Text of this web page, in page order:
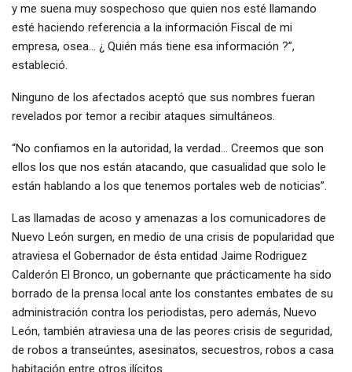
y me suena muy sospechoso que quien nos esté llamando
esté haciendo referencia a la información Fiscal de mi
empresa, osea… ¿ Quién más tiene esa información ?”,
estableció.
Ninguno de los afectados aceptó que sus nombres fueran
revelados por temor a recibir ataques simultáneos.
“No confiamos en la autoridad, la verdad… Creemos que son
ellos los que nos están atacando, que casualidad que solo le
están hablando a los que tenemos portales web de noticias”.
Las llamadas de acoso y amenazas a los comunicadores de
Nuevo León surgen, en medio de una crisis de popularidad que
atraviesa el Gobernador de ésta entidad Jaime Rodriguez
Calderón El Bronco, un gobernante que prácticamente ha sido
borrado de la prensa local ante los constantes embates de su
administración contra los periodistas, pero además, Nuevo
León, también atraviesa una de las peores crisis de seguridad,
de robos a transeúntes, asesinatos, secuestros, robos a casa
habitación entre otros ilícitos.